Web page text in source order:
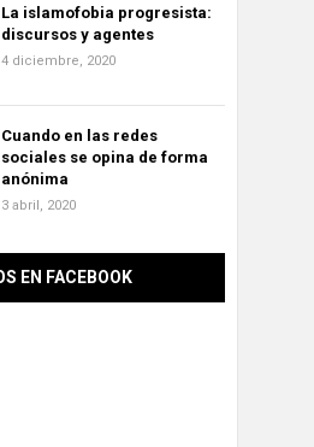
La islamofobia progresista:
discursos y agentes
4 diciembre, 2020
Cuando en las redes
sociales se opina de forma
anónima
3 abril, 2020
EN FACEBOOK